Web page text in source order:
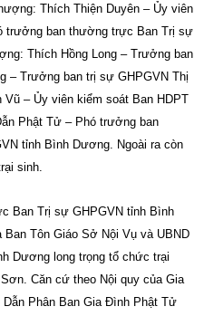
Thích Thiện Duyên – Ủy viên
trưởng ban thường trực Ban Trị sự
Thích Hồng Long – Trưởng ban
– Trưởng ban trị sự GHPGVN Thị
– Ủy viên kiểm soát Ban HDPT
Phật Tử – Phó trưởng ban
tỉnh Bình Dương. Ngoài ra còn
sinh.
Ban Trị sự GHPGVN tỉnh Bình
Tôn Giáo Sở Nội Vụ và UBND
Dương long trọng tổ chức trại
Căn cứ theo Nội quy của Gia
Phân Ban Gia Đình Phật Tử